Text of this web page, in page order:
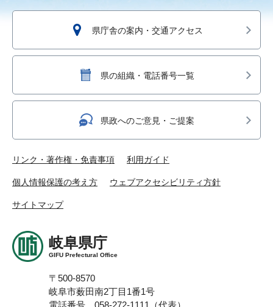
県庁舎の案内・交通アクセス
県の組織・電話番号一覧
県政へのご意見・ご提案
リンク・著作権・免責事項 利用ガイド
個人情報保護の考え方 ウェブアクセシビリティ方針
サイトマップ
岐阜県庁
GIFU Prefectural Office
〒500-8570
岐阜市薮田南2丁目1番1号
電話番号 058-272-1111（代表）